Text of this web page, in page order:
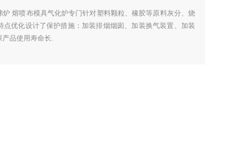
炉 熔喷布模具气化炉专门针对塑料颗粒、橡胶等原料灰分、烧
优化设计了保护措施：加装排烟烟囱、加装换气装置、加装
品使用寿命长.